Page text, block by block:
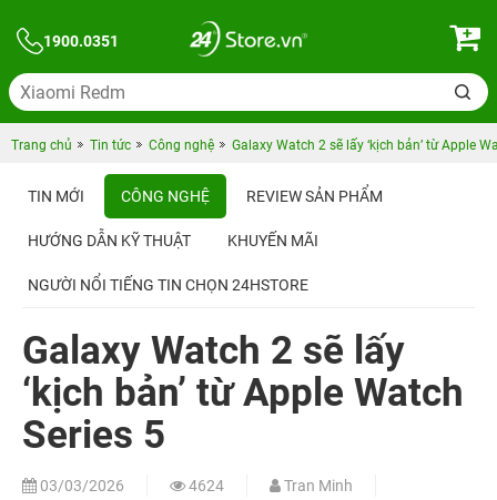
1900.0351
Trang chủ Tin tức Công nghệ Galaxy Watch 2 sẽ lấy ‘kịch bản’ từ Apple
TIN MỚI CÔNG NGHỆ REVIEW SẢN PHẨM
HƯỚNG DẪN KỸ THUẬT KHUYẾN MÃI
NGƯỜI NỔI TIẾNG TIN CHỌN 24HSTORE
Galaxy Watch 2 sẽ lấy
‘kịch bản’ từ Apple Watch
Series 5
03/03/2026 4624 Tran Minh